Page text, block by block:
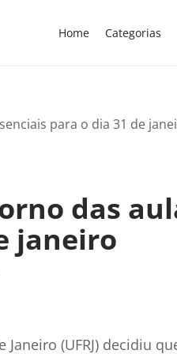
Home Categorias
das
janeiro
(UFRJ) decidiu